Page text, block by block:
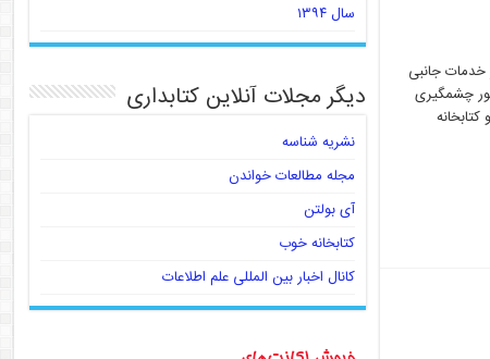
خدمات جانبی
چشمگیری
سال ۱۳۹۴
دیگر مجلات آنلاین کتابداری
نشریه شناسه
مجله مطالعات خواندن
آی بولتن
کتابخانه خوب
کانال اخبار بین المللی علم اطلاعات